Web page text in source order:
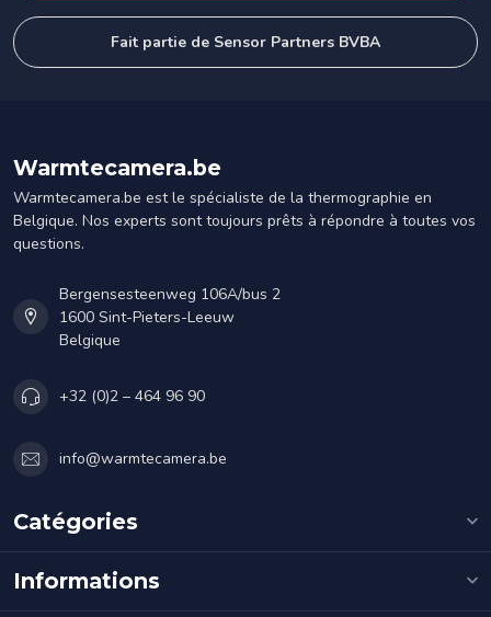
Fait partie de Sensor Partners BVBA
Warmtecamera.be
Warmtecamera.be est le spécialiste de la thermographie en
Belgique. Nos experts sont toujours prêts à répondre à toutes vos
questions.
Bergensesteenweg 106A/bus 2
1600 Sint-Pieters-Leeuw
Belgique
+32 (0)2 – 464 96 90
info@warmtecamera.be
Catégories
Informations